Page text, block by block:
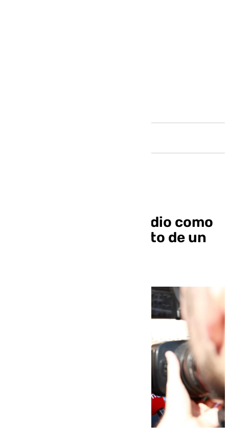
Descartado el homicidio como
causa del fallecimiento de un